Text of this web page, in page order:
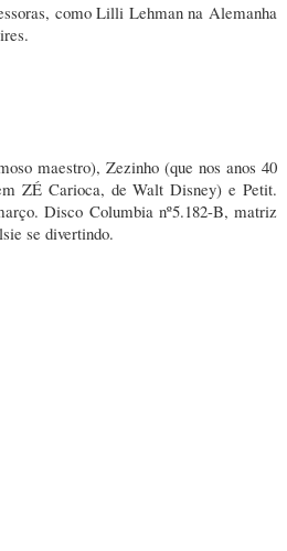
como Lilli Lehman na Alemanha
maestro), Zezinho (que nos anos 40
ZÉ Carioca, de Walt Disney) e Petit.
Disco Columbia nº5.182-B, matriz
se divertindo.